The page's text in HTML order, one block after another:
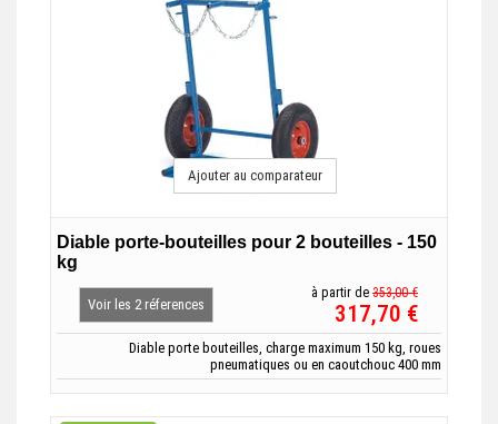
Diable porte-bouteilles pour 2 bouteilles - 150
kg
Voir les 2 réferences
à partir de 353,00 €
317,70 €
Diable porte bouteilles, charge maximum 150 kg, roues
pneumatiques ou en caoutchouc 400 mm
Ajouter au comparateur